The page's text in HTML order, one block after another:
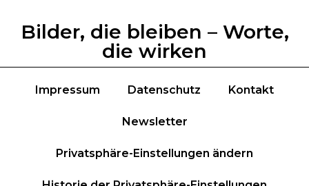
Bilder, die bleiben – Worte,
die wirken
Impressum Datenschutz Kontakt
Newsletter
Privatsphäre-Einstellungen ändern